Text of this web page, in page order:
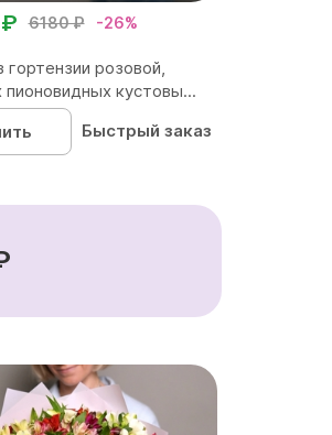
6180 ₽ -26%
гортензии розовой,
пионовидных кустовы...
Быстрый заказ